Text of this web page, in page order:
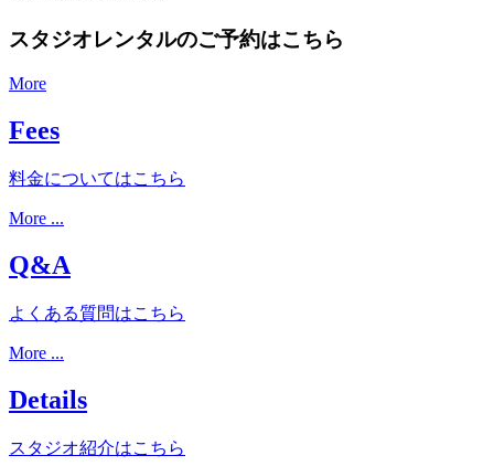
スタジオレンタルのご予約はこちら
More
Fees
料金についてはこちら
More ...
Q&A
よくある質問はこちら
More ...
Details
スタジオ紹介はこちら